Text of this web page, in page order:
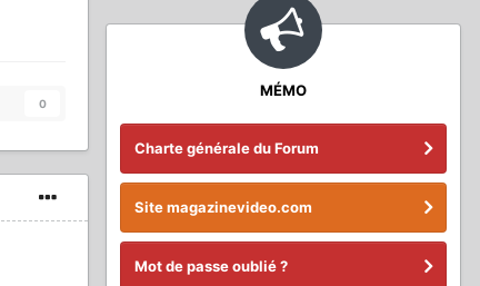
0
MÉMO
Charte générale du Forum
Site magazinevideo.com
Mot de passe oublié ?